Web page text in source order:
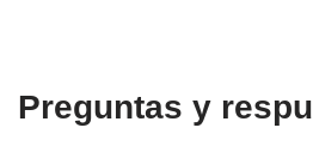
Preguntas y